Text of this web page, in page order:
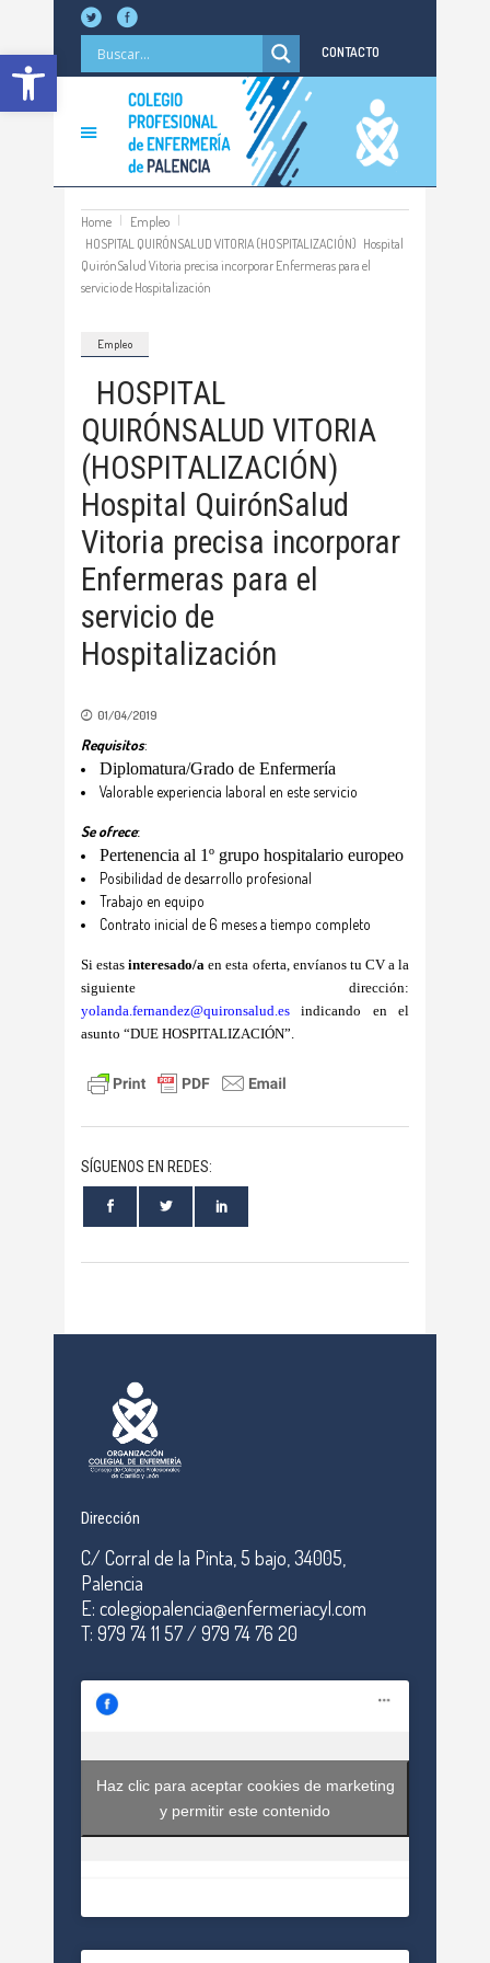
Abrir barra de herramientas CONTACTO
Home
Empleo
HOSPITAL QUIRÓNSALUD VITORIA (HOSPITALIZACIÓN) Hospital
QuirónSalud Vitoria precisa incorporar Enfermeras para el
servicio de Hospitalización
Empleo
HOSPITAL
QUIRÓNSALUD VITORIA
(HOSPITALIZACIÓN)
Hospital QuirónSalud
Vitoria precisa incorporar
Enfermeras para el
servicio de
Hospitalización
01/04/2019
Requisitos:
Diplomatura/Grado de Enfermería
Valorable experiencia laboral en este servicio
Se ofrece:
Pertenencia al 1º grupo hospitalario europeo
Posibilidad de desarrollo profesional
Trabajo en equipo
Contrato inicial de 6 meses a tiempo completo
Si estasinteresado/a en esta oferta, envíanos tu CV a la
siguiente dirección:
yolanda.fernandez@quironsalud.es indicando en el
asunto “DUE HOSPITALIZACIÓN”.
SÍGUENOS EN REDES:
Dirección
C/ Corral de la Pinta, 5 bajo, 34005,
Palencia
E: colegiopalencia@enfermeriacyl.com
T: 979 74 11 57 / 979 74 76 20
Haz clic para aceptar cookies de marketing
y permitir este contenido